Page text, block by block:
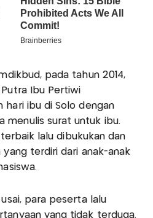
pada tahun 2014,
Putra Ibu Pertiwi
hari ibu di Solo dengan
menulis surat untuk ibu.
lalu dibukukan dan
terdiri dari anak-anak
para peserta lalu
yang tidak terduga.